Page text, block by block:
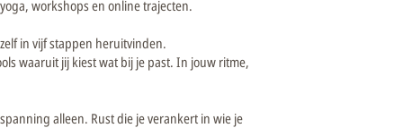
workshops en online trajecten.
in vijf stappen heruitvinden.
waaruit jij kiest wat bij je past. In jouw ritme,
alleen. Rust die je verankert in wie je